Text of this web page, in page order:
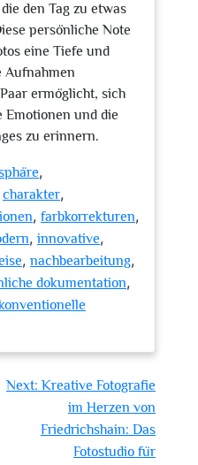
den Tag zu etwas
persönliche Note
eine Tiefe und
Aufnahmen
ermöglicht, sich
Emotionen und die
zu erinnern.
,
charakter,
, farbkorrekturen,
, innovative,
, nachbearbeitung,
dokumentation,
Next: Kreative Fotografie
im Herzen von
Friedrichshain: Das
Fotostudio für